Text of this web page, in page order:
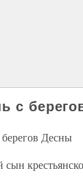
с
Десны